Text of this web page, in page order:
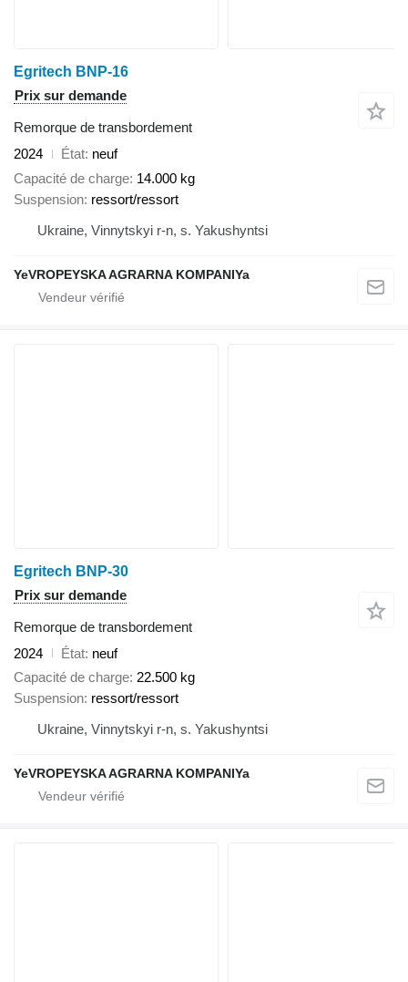
Egritech BNP-16
Prix sur demande
Remorque de transbordement
2024
État neuf
Capacité de charge 14.000 kg
Suspension ressort/ressort
Ukraine, Vinnytskyi r-n, s. Yakushyntsi
YeVROPEYSKA AGRARNA KOMPANIYa
Egritech BNP-30
Prix sur demande
Remorque de transbordement
2024
État neuf
Capacité de charge 22.500 kg
Suspension ressort/ressort
Ukraine, Vinnytskyi r-n, s. Yakushyntsi
YeVROPEYSKA AGRARNA KOMPANIYa